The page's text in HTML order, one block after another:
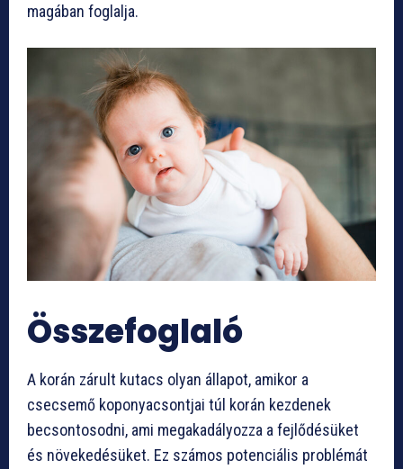
magában foglalja.
Összefoglaló
A korán zárult kutacs olyan állapot, amikor a
csecsemő koponyacsontjai túl korán kezdenek
becsontosodni, ami megakadályozza a fejlődésüket
és növekedésüket. Ez számos potenciális problémát